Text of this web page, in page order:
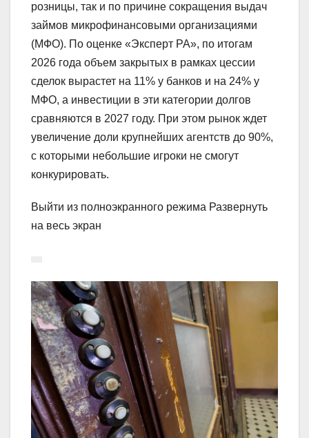
розницы, так и по причине сокращения выдач
займов микрофинансовыми организациями
(МФО). По оценке «Эксперт РА», по итогам
2026 года объем закрытых в рамках цессии
сделок вырастет на 11% у банков и на 24% у
МФО, а инвестиции в эти категории долгов
сравняются в 2027 году. При этом рынок ждет
увеличение доли крупнейших агентств до 90%,
с которыми небольшие игроки не смогут
конкурировать.
Выйти из полноэкранного режима Развернуть
на весь экран